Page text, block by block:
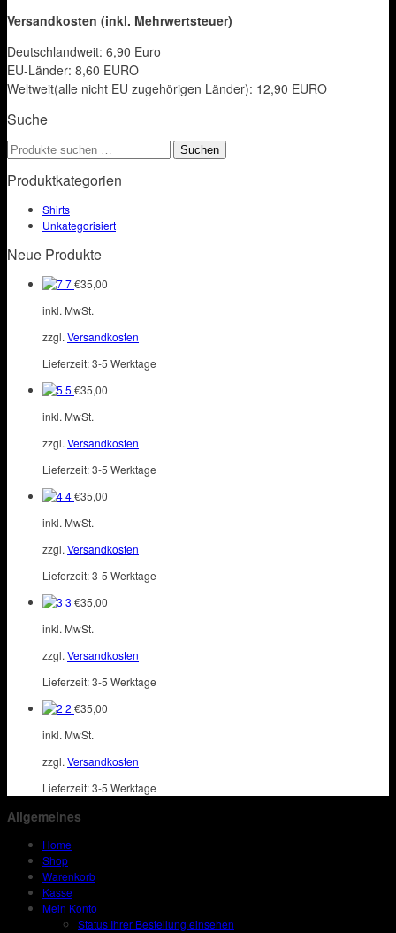
Versandkosten (inkl. Mehrwertsteuer)
Deutschlandweit: 6,90 Euro
EU-Länder: 8,60 EURO
Weltweit(alle nicht EU zugehörigen Länder): 12,90 EURO
Suche
Suchen
nach:
Suchen
Produktkategorien
Shirts
Unkategorisiert
Neue Produkte
7€35,00
inkl. MwSt.
zzgl. Versandkosten
Lieferzeit:3-5 Werktage
5 €35,00
inkl. MwSt.
zzgl. Versandkosten
Lieferzeit:3-5 Werktage
4€35,00
inkl. MwSt.
zzgl. Versandkosten
Lieferzeit:3-5 Werktage
3 €35,00
inkl. MwSt.
zzgl. Versandkosten
Lieferzeit:3-5 Werktage
2 €35,00
inkl. MwSt.
zzgl. Versandkosten
Lieferzeit:3-5 Werktage
Allgemeines
Home
Shop
Warenkorb
Kasse
Mein Konto
Status Ihrer Bestellung einsehen